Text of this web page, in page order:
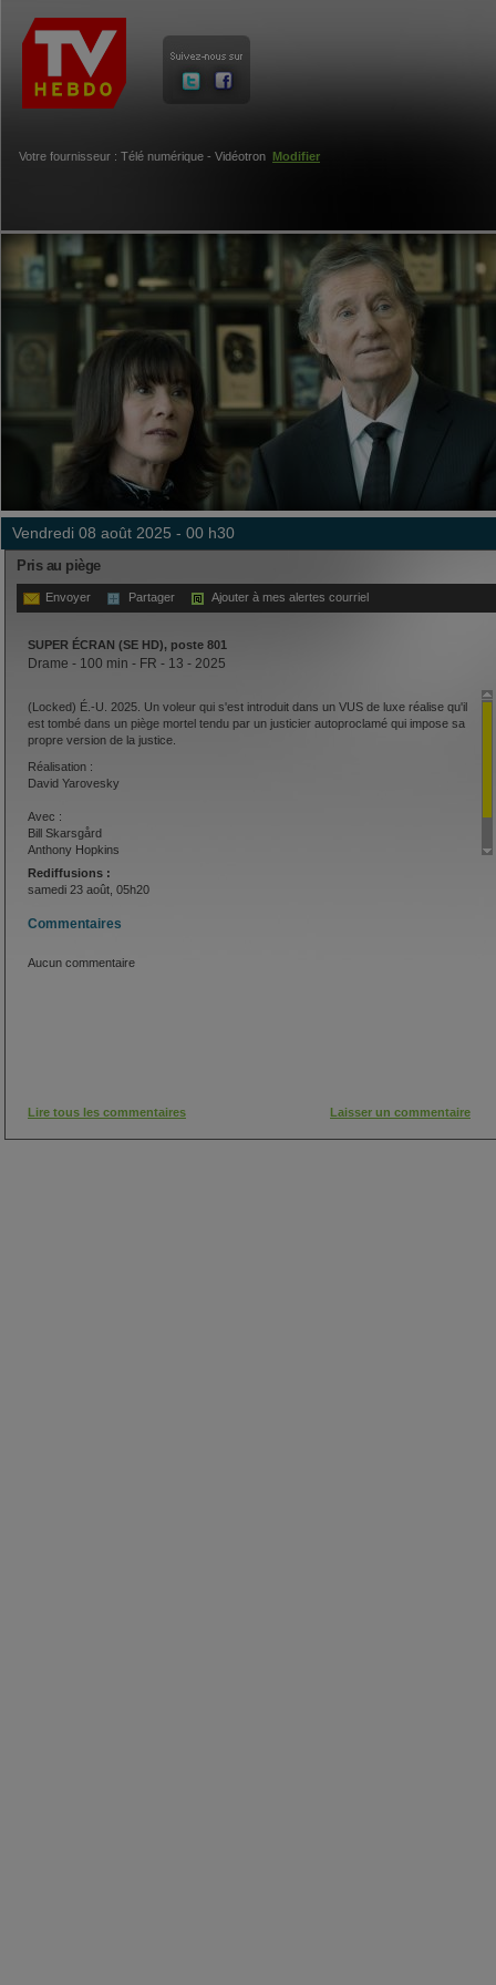
Votre fournisseur : Télé numérique - Vidéotron Modifier
vendredi 08 août 2025 - 00 h30
Pris au piège
Envoyer Partager Ajouter à mes alertes courriel
SUPER ÉCRAN (SE HD), poste 801
Drame - 100 min - FR - 13 - 2025
(Locked) É.-U. 2025. Un voleur qui s'est introduit dans un VUS de luxe réalise qu'il
est tombé dans un piège mortel tendu par un justicier autoproclamé qui impose sa
propre version de la justice.
Réalisation :
David Yarovesky
Avec :
Bill Skarsgård
Anthony Hopkins
Ashley Cartwright
Rediffusions :
samedi 23 août, 05h20
Commentaires
Aucun commentaire
Lire tous les commentaires Laisser un commentaire